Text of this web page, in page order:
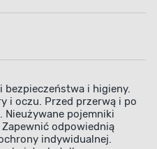
bezpieczeństwa i higieny.
i oczu. Przed przerwą i po
Nieużywane pojemniki
odpowiednią
indywidualnej.